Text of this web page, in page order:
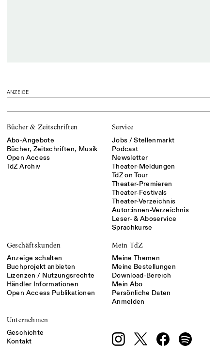
ANZEIGE
Bücher & Zeitschriften
Abo-Angebote
Bücher, Zeitschriften, Musik
Open Access
TdZ Archiv
Service
Jobs / Stellenmarkt
Podcast
Newsletter
Theater-Meldungen
TdZ on Tour
Theater-Premieren
Theater-Festivals
Theater-Verzeichnis
Autor:innen-Verzeichnis
Leser- & Aboservice
Sprachkurse
Geschäftskunden
Anzeige schalten
Buchprojekt anbieten
Lizenzen / Nutzungsrechte
Händler Informationen
Open Access Publikationen
Mein TdZ
Meine Themen
Meine Bestellungen
Download-Bereich
Mein Abo
Persönliche Daten
Anmelden
Unternehmen
Geschichte
Kontakt